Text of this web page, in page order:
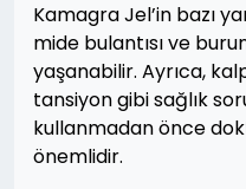
Kamagra Jel’in bazı
mide bulantısı ve
yaşanabilir. Ayrıca,
tansiyon gibi sağlık
kullanmadan önce
önemlidir.